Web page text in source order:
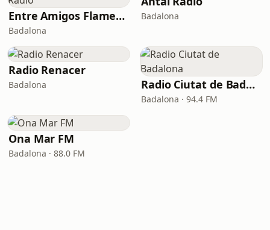
Entre Amigos Flamenco Radio
Badalona
Badalona
Radio Renacer
Badalona Radio Ciutat de Badalona
Badalona · 94.4 FM
Ona Mar FM
Badalona · 88.0 FM